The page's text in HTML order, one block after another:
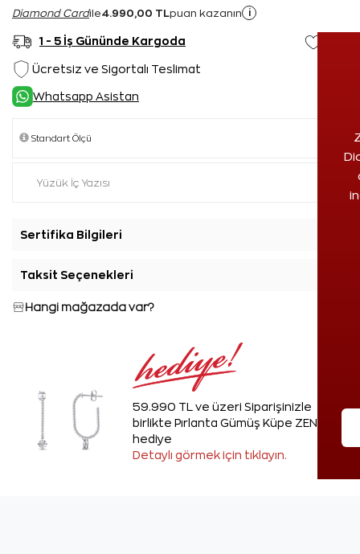
Diamond Cardile4.990,00 TL puan kazanın i
1 - 5 İş Gününde Kargoda
Ücretsiz ve Sigortalı Teslimat
Whatsapp Asistan
Sertifika Bilgileri
Taksit Seçenekleri
Hangi mağazada var?
59.990 TL ve üzeri Siparişinizle
birlikte Pırlanta Gümüş Küpe ZEN'den
hediye
Detaylı görmek için tıklayın.